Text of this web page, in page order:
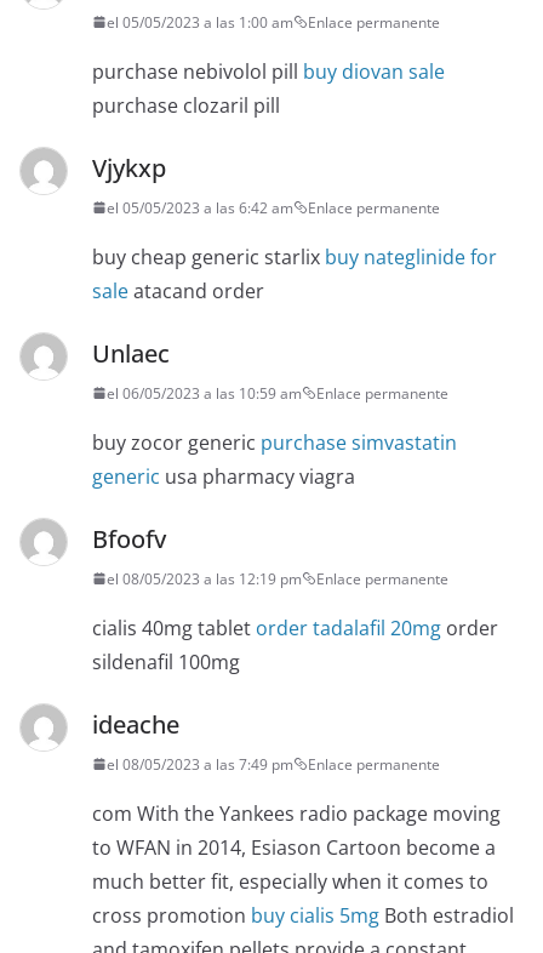
el 05/05/2023 a las 1:00 am Enlace permanente
purchase nebivolol pill buy diovan sale
purchase clozaril pill
Vjykxp
el 05/05/2023 a las 6:42 am Enlace permanente
buy cheap generic starlix buy nateglinide for
saleatacand order
Unlaec
el 06/05/2023 a las 10:59 am Enlace permanente
buy zocor generic purchase simvastatin
generic usa pharmacy viagra
Bfoofv
el 08/05/2023 a las 12:19 pm Enlace permanente
cialis 40mg tablet order tadalafil 20mg order
sildenafil 100mg
ideache
el 08/05/2023 a las 7:49 pm Enlace permanente
com With the Yankees radio package moving
to WFAN in 2014, Esiason Cartoon become a
much better fit, especially when it comes to
cross promotion buy cialis 5mg Both estradiol